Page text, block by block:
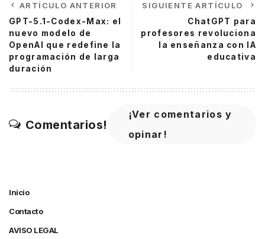
ARTÍCULO ANTERIOR
GPT-5.1-Codex-Max: el
nuevo modelo de
OpenAI que redefine la
programación de larga
duración
SIGUIENTE ARTÍCULO
ChatGPT para
profesores revoluciona
la enseñanza con IA
educativa
Comentarios!
¡Ver comentarios y
opinar!
Inicio
Contacto
AVISO LEGAL